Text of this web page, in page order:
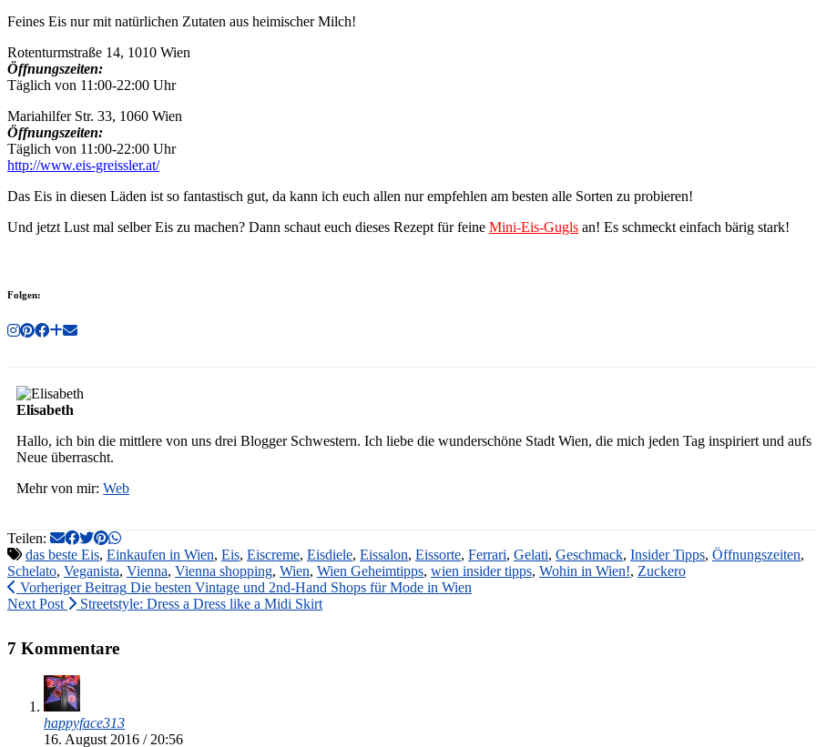
Feines Eis nur mit natürlichen Zutaten aus heimischer Milch!
Rotenturmstraße 14, 1010 Wien
Öffnungszeiten:
Täglich von 11:00-22:00 Uhr
Mariahilfer Str. 33, 1060 Wien
Öffnungszeiten:
Täglich von 11:00-22:00 Uhr
http://www.eis-greissler.at/
Das Eis in diesen Läden ist so fantastisch gut, da kann ich euch allen nur empfehlen am besten alle Sorten zu probieren!
Und jetzt Lust mal selber Eis zu machen? Dann schaut euch dieses Rezept für feine Mini-Eis-Gugls an! Es schmeckt einfach bärig stark!
Folgen:
Elisabeth
Hallo, ich bin die mittlere von uns drei Blogger Schwestern. Ich liebe die wunderschöne Stadt Wien, die mich jeden Tag inspiriert und aufs
Neue überrascht.
Mehr von mir: Web
Teilen:
das beste Eis, Einkaufen in Wien, Eis, Eiscreme, Eisdiele, Eissalon, Eissorte, Ferrari, Gelati, Geschmack, Insider Tipps, Öffnungszeiten,
Schelato, Veganista, Vienna, Vienna shopping, Wien, Wien Geheimtipps, wien insider tipps, Wohin in Wien!, Zuckero
Vorheriger Beitrag Die besten Vintage und 2nd-Hand Shops für Mode in Wien
Next Post
Streetstyle: Dress a Dress like a Midi Skirt
7 Kommentare
happyface313
16. August 2016 / 20:56